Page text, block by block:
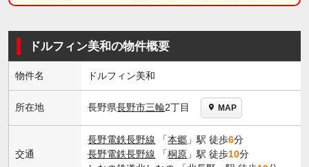
ドルフィン美和の物件概要
物件名 ドルフィン美和
所在地 長野県長野市三輪2丁目 MAP
交通
長野電鉄長野線 「本郷 」駅 徒歩6分
長野電鉄長野線 「桐原 」駅 徒歩10分